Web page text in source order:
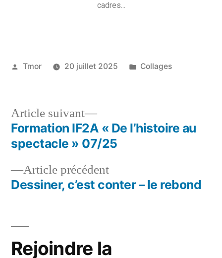
cadres...
Tmor 20 juillet 2025 Collages
Article précédent
Dessiner, c’est conter – le rebond
Article suivant
Formation IF2A « De l’histoire au
spectacle » 07/25
Rejoindre la